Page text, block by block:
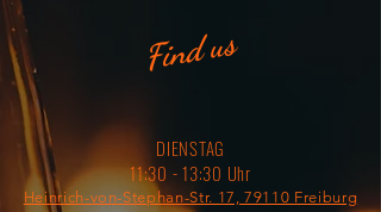
Find us
DIENSTAG
11:30 - 13:30 Uhr
Heinrich-von-Stephan-Str. 17, 79110 Freiburg